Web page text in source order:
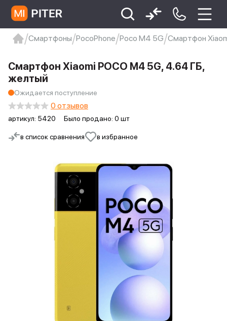
Xiaomi 9 про
xiaomi redmi 12c
Смартфоны PocoPhone Poco M4 5G Смартфон
в список сравнения в избранное
Смартфон Xiaomi POCO M4 5G, 4.64 ГБ,
желтый
Ожидается поступление
артикул: 5420 Было продано: 0 шт
0 отзывов